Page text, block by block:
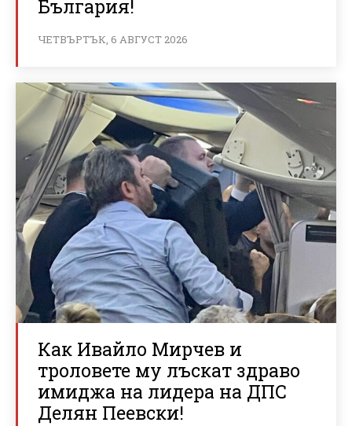
България!
ЧЕТВЪРТЪК, 6 АВГУСТ 2026
Как Ивайло Мирчев и
троловете му лъскат здраво
имиджа на лидера на ДПС
Делян Пеевски!